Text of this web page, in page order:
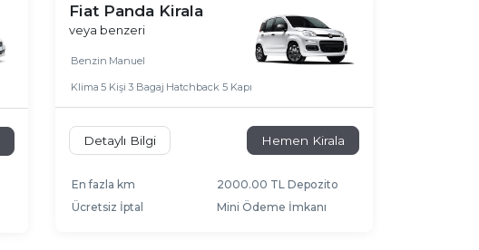
Fiat Panda Kirala
veya benzeri
Benzin Manuel
Klima 5 Kişi 3 Bagaj Hatchback 5 Kapı
Detaylı Bilgi Hemen Kirala
En fazla km
2000.00 TL Depozito
Ücretsiz İptal
Mini Ödeme İmkanı